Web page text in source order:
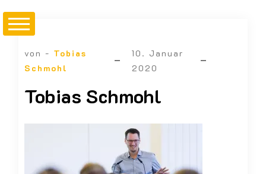
von - Tobias
Schmohl
10. Januar
2020
Tobias Schmohl